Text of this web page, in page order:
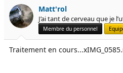
e
l
a
s
é
b
u
t
Matt'rol
J’ai tant de cerveau que je
Membre du personnel
Traitement en